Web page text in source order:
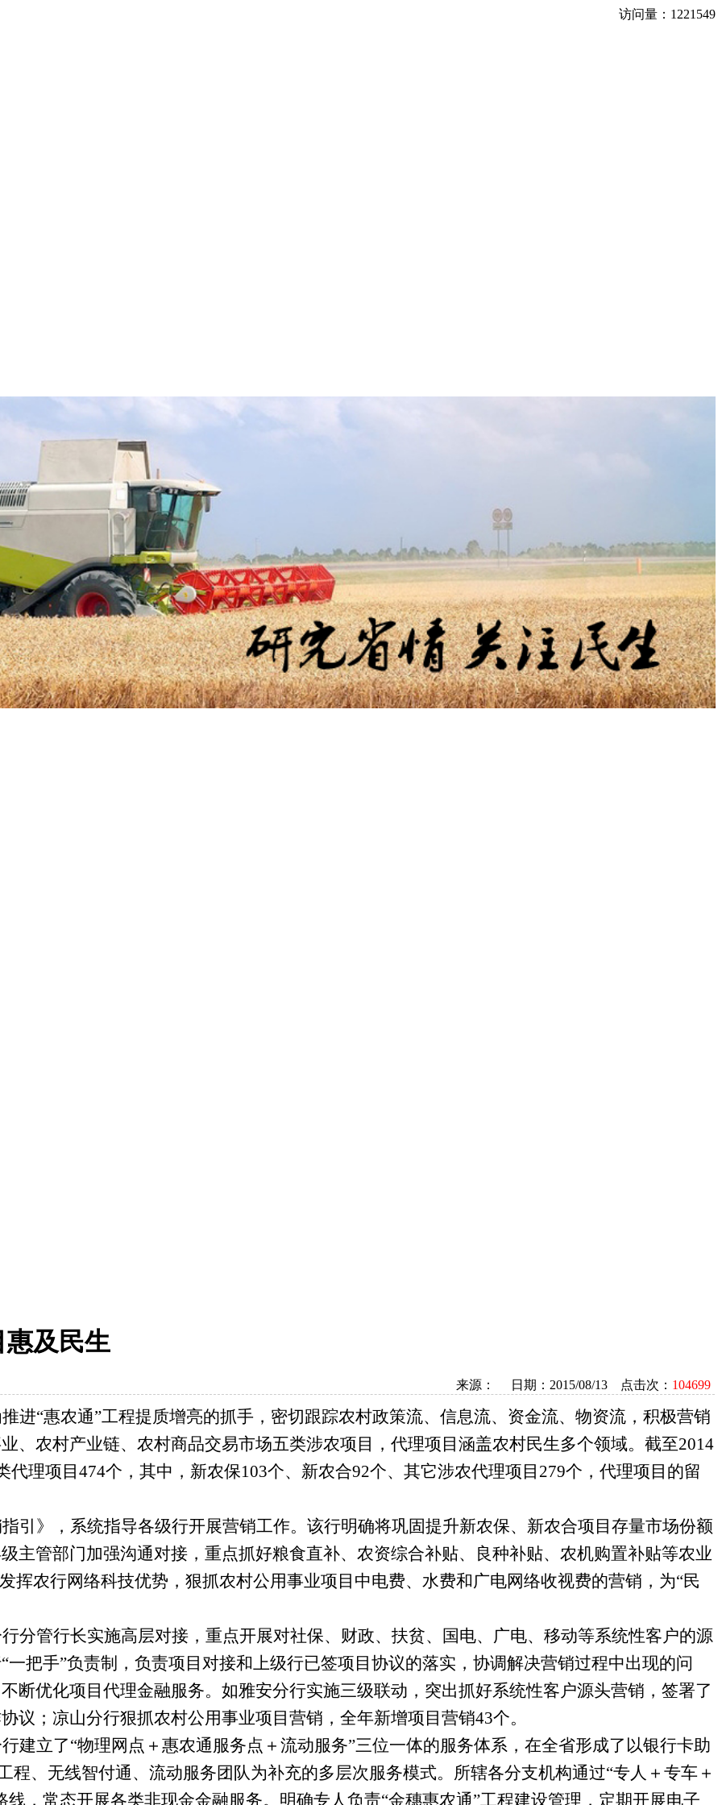
访问量： 1221549
及民生
来源： 日期：2015/08/13 点击次： 104699
进“惠农通”工程提质增亮的抓手，密切跟踪农村政策流、信息流、资金流、物资流，积极营销
、农村产业链、农村商品交易市场五类涉农项目，代理项目涵盖农村民生多个领域。截至2014
代理项目474个，其中，新农保103个、新农合92个、其它涉农代理项目 279个，代理项目的留
引》，系统指导各级行开展营销工作。该行明确将巩固提升新农保、新农合项目存量市场份额
主管部门加强沟通对接，重点抓好粮食直补、农资综合补贴、良种补贴、农机购置补贴等农业
挥农行网络科技优势，狠抓农村公用事业项目中电费、水费和广电网络收视费的营销，为“民
分管行长实施高层对接， 重点开展对社保、财政、扶贫、国电、广电、移动等系统性客户的源
把手”负责制， 负责项目对接和上级行已签项目协议的落实，协调解决营销过程中出现的问
断优化项目代理金融服务。 如雅安分行实施三级联动，突出抓好系统性客户源头营销，签署了
议；凉山分行狠抓农村公用事业项目营销，全年新增项目营销43个。
建立了“物理网点＋惠农通服务点＋流动服务”三位一体的服务体系，在全省形成了以银行卡助
程、无线智付通、流动服务团队为补充的多层次服务模式。所辖各分支机构通过“专人＋专车＋
，常态开展各类非现金金融服务。 明确专人负责“金穗惠农通”工程建设管理，定期开展电子